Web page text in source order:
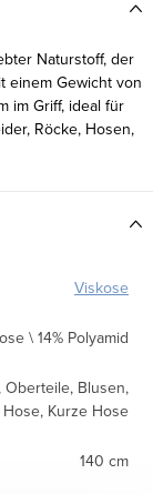
Naturstoff, der
einem Gewicht von
im Griff, ideal für
Röcke, Hosen,
Viskose
\ 14% Polyamid
Oberteile, Blusen,
Hose, Kurze Hose
140 cm